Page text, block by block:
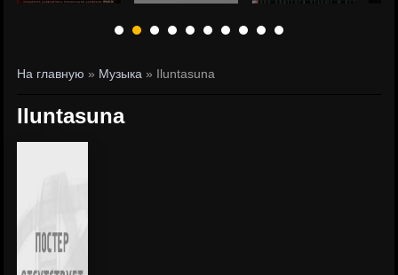
На главную » Музыка » Iluntasuna
Iluntasuna